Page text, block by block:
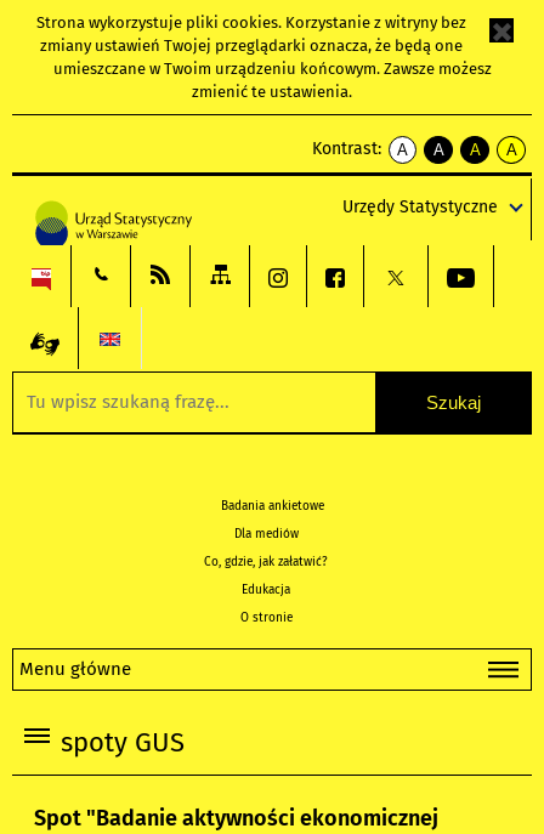
Strona wykorzystuje pliki cookies. Korzystanie z witryny bez
zmiany ustawień Twojej przeglądarki oznacza, że będą one
umieszczane w Twoim urządzeniu końcowym. Zawsze możesz
zmienić te ustawienia.
Kontrast:
A
kontrast
A
kontrast
tekst
czarnym
A
kontrast
tekst
czarnym
A
tekst
żółtym
Urzędy Statystyczne
Badania ankietowe
Dla mediów
Co, gdzie, jak załatwić?
Edukacja
O stronie
Menu główne
spoty GUS
Spot "Badanie aktywności ekonomicznej